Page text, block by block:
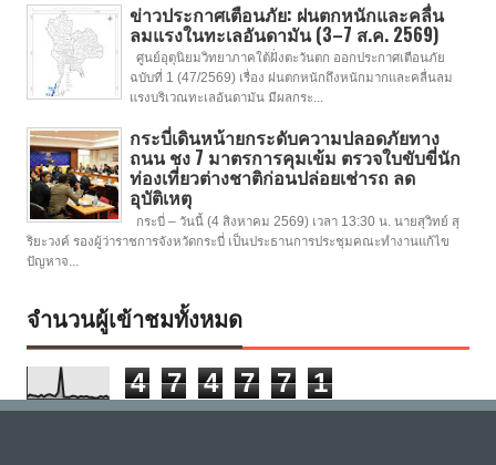
ข่าวประกาศเตือนภัย: ฝนตกหนักและคลื่น
ลมแรงในทะเลอันดามัน (3–7 ส.ค. 2569)
ศูนย์อุตุนิยมวิทยาภาคใต้ฝั่งตะวันตก ออกประกาศเตือนภัย
ฉบับที่ 1 (47/2569) เรื่อง ฝนตกหนักถึงหนักมากและคลื่นลม
แรงบริเวณทะเลอันดามัน มีผลกระ...
กระบี่เดินหน้ายกระดับความปลอดภัยทาง
ถนน ชง 7 มาตรการคุมเข้ม ตรวจใบขับขี่นัก
ท่องเที่ยวต่างชาติก่อนปล่อยเช่ารถ ลด
อุบัติเหตุ
กระบี่ – วันนี้ (4 สิงหาคม 2569) เวลา 13:30 น. นายสุวิทย์ สุ
ริยะวงค์ รองผู้ว่าราชการจังหวัดกระบี่ เป็นประธานการประชุมคณะทำงานแก้ไข
ปัญหาจ...
จำนวนผู้เข้าชมทั้งหมด
4 7 4 7 7 1